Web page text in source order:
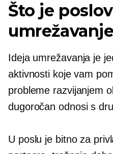
Što je
Ideja umrežavanja je
aktivnosti koje vam
probleme razvijanjem
dugoročan odnosi s
U poslu je bitno za